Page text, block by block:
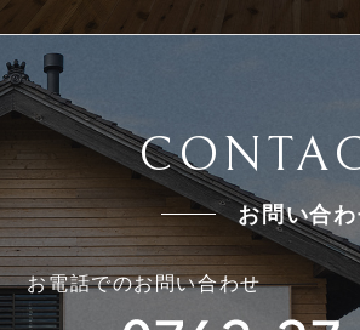
お問い合
お電話でのお問い合わせ